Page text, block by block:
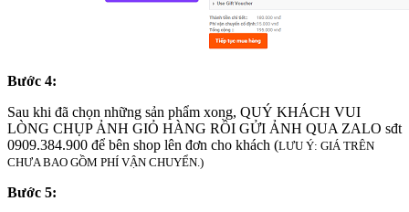
Bước 4:
Sau khi đã chọn những sản phẩm xong, QUÝ KHÁCH VUI
LÒNG CHỤP ẢNH GIỎ HÀNG RỒI GỬI ẢNH QUA ZALO sđt
0909.384.900 để bên shop lên đơn cho khách (LƯU Ý: GIÁ TRÊN
CHƯA BAO GỒM PHÍ VẬN CHUYỂN.)
Bước 5: